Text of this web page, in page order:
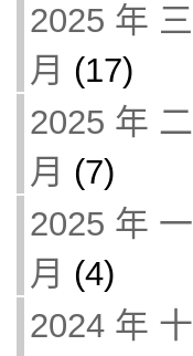
2025 年 三
月 (17)
2025 年 二
月 (7)
2025 年 一
月 (4)
2024 年 十